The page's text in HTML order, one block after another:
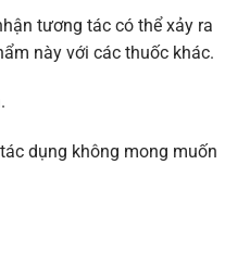
tương tác có thể xảy ra
này với các thuốc khác.
dụng không mong muốn